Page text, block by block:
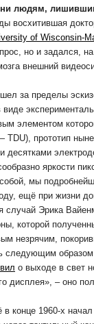
людям,
восхитившая
of Wisconsin-
но и задался,
внешний
за пределы
элементом
TDU), прототип
десятками
яркости
мы
ещё при жизни
случай Эрика
которой
незрячим,
следующим
о выходе в свет
дисплея», – оно